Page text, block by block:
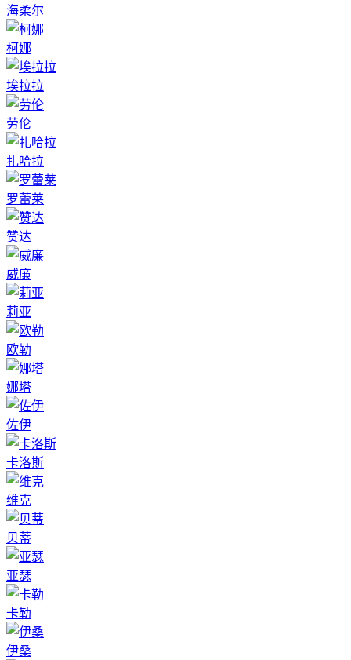
海柔尔
柯娜
埃拉拉
劳伦
扎哈拉
罗蕾莱
赞达
威廉
莉亚
欧勒
娜塔
佐伊
卡洛斯
维克
贝蒂
亚瑟
卡勒
伊桑